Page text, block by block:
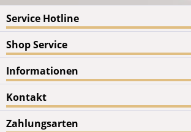
Service Hotline
Shop Service
Informationen
Kontakt
Zahlungsarten